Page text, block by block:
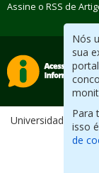
Nós
sua
Para
isso
de
Assine o RSS de
Universidade